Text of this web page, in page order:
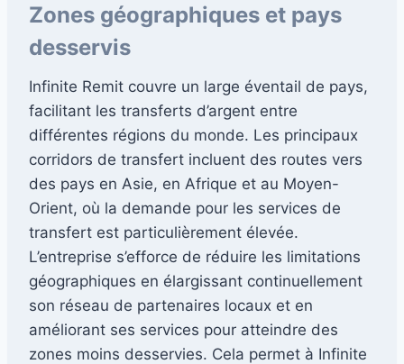
Zones géographiques et pays
desservis
Infinite Remit couvre un large éventail de pays,
facilitant les transferts d’argent entre
différentes régions du monde. Les principaux
corridors de transfert incluent des routes vers
des pays en Asie, en Afrique et au Moyen-
Orient, où la demande pour les services de
transfert est particulièrement élevée.
L’entreprise s’efforce de réduire les limitations
géographiques en élargissant continuellement
son réseau de partenaires locaux et en
améliorant ses services pour atteindre des
zones moins desservies. Cela permet à Infinite